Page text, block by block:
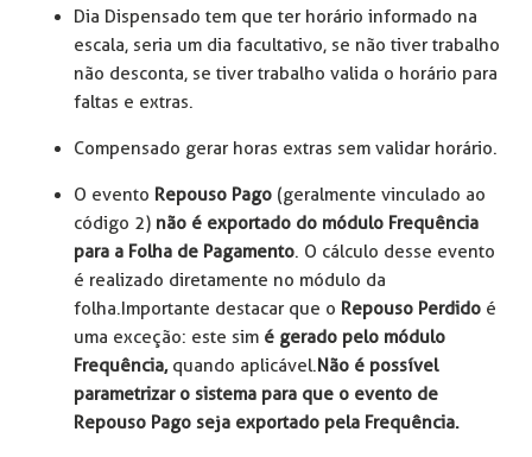
Dia Dispensado tem que ter horário informado na
escala, seria um dia facultativo, se não tiver trabalho
não desconta, se tiver trabalho valida o horário para
faltas e extras.
Compensado gerar horas extras sem validar horário.
O evento Repouso Pago (geralmente vinculado ao
código 2) não é exportado do módulo Frequência
para a Folha de Pagamento. O cálculo desse evento
é realizado diretamente no módulo da
folha. Importante destacar que o Repouso Perdido é
uma exceção: este sim é gerado pelo módulo
Frequência,quando aplicável. Não é possível
parametrizar o sistema para que o evento de
Repouso Pago seja exportado pela Frequência.